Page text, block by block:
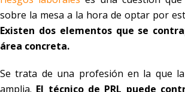
sobre la mesa a la hora de optar por
Existen dos elementos que se
área concreta.
Se trata de una profesión en la que
amplia. El técnico de PRL puede